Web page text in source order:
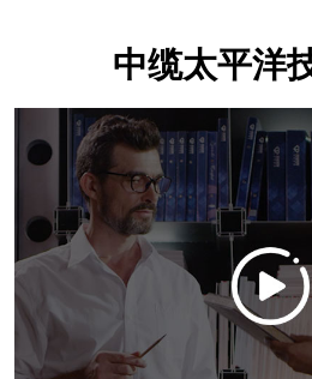
中缆太平洋